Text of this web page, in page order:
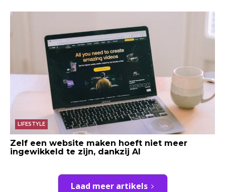
LIFESTYLE
Zelf een website maken hoeft niet meer
ingewikkeld te zijn, dankzij AI
Laad meer artikels